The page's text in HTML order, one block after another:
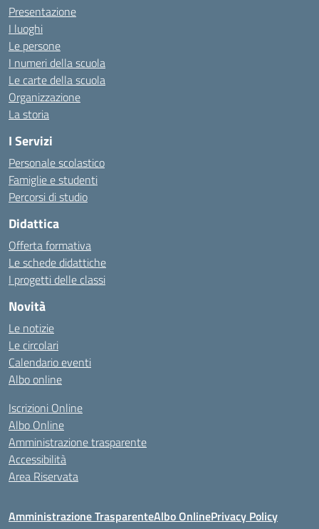
Presentazione
I luoghi
Le persone
I numeri della scuola
Le carte della scuola
Organizzazione
La storia
I Servizi
Personale scolastico
Famiglie e studenti
Percorsi di studio
Didattica
Offerta formativa
Le schede didattiche
I progetti delle classi
Novità
Le notizie
Le circolari
Calendario eventi
Albo online
Iscrizioni Online
Albo Online
Amministrazione trasparente
Accessibilità
Area Riservata
Amministrazione TrasparenteAlbo OnlinePrivacy Policy